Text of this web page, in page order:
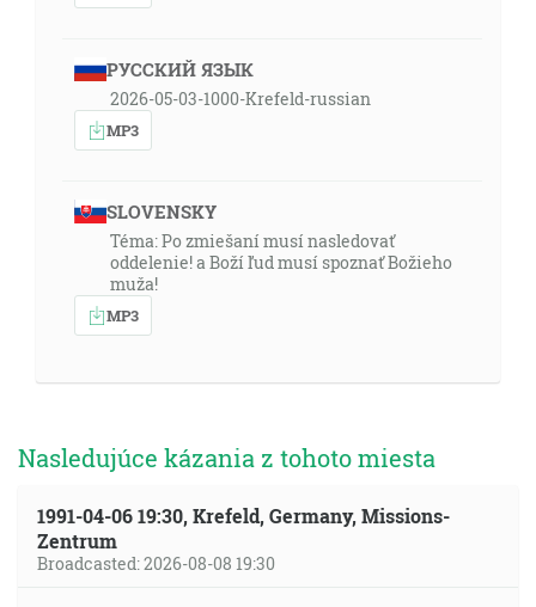
РУССКИЙ ЯЗЫК
2026-05-03-1000-Krefeld-russian
MP3
SLOVENSKY
Téma: Po zmiešaní musí nasledovať
oddelenie! a Boží ľud musí spoznať Božieho
muža!
MP3
Nasledujúce kázania z tohoto miesta
1991-04-06 19:30, Krefeld, Germany, Missions-
Zentrum
Broadcasted: 2026-08-08 19:30